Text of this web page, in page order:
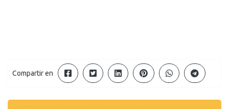
Compartir en